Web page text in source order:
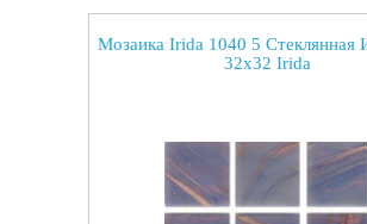
Мозаика Irida 1040 5 Стеклянная
32x32 Irida